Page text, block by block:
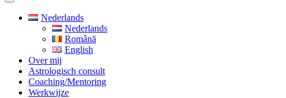
Nederlands
Nederlands
Română
English
Over mij
Astrologisch consult
Coaching/Mentoring
Werkwijze